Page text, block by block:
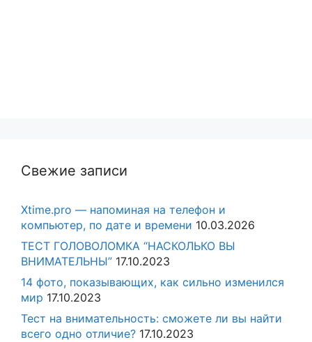
Свежие записи
Xtime.pro — напоминая на телефон и
компьютер, по дате и времени 10.03.2026
ТЕСТ ГОЛОВОЛОМКА “НАСКОЛЬКО ВЫ
ВНИМАТЕЛЬНЫ” 17.10.2023
14 фото, показывающих, как сильно изменился
мир 17.10.2023
Тест на внимательность: сможете ли вы найти
всего одно отличие? 17.10.2023